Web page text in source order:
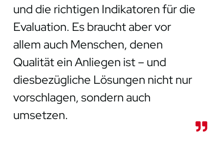
und die richtigen Indikatoren für die
Evaluation. Es braucht aber vor
allem auch Menschen, denen
Qualität ein Anliegen ist – und
diesbezügliche Lösungen nicht nur
vorschlagen, sondern auch
umsetzen.